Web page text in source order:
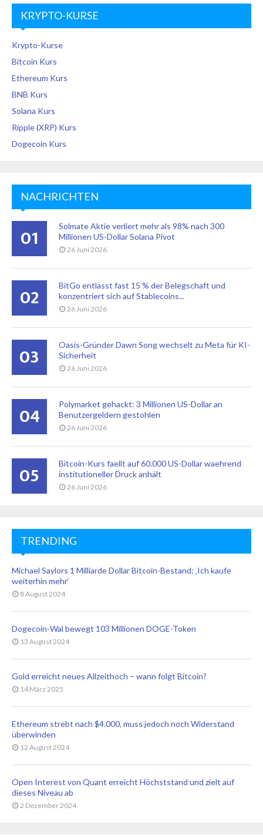
KRYPTO-KURSE
Krypto-Kurse
Bitcoin Kurs
Ethereum Kurs
BNB Kurs
Solana Kurs
Ripple (XRP) Kurs
Dogecoin Kurs
NACHRICHTEN
01
Solmate Aktie verliert mehr als 98% nach 300
Millionen US-Dollar Solana Pivot
26 Juni 2026
02
BitGo entlässt fast 15 % der Belegschaft und
konzentriert sich auf Stablecoins...
26 Juni 2026
03
Oasis-Gründer Dawn Song wechselt zu Meta für KI-
Sicherheit
26 Juni 2026
04
Polymarket gehackt: 3 Millionen US-Dollar an
Benutzergeldern gestohlen
26 Juni 2026
05
Bitcoin-Kurs faellt auf 60.000 US-Dollar waehrend
institutioneller Druck anhält
26 Juni 2026
TRENDING
Michael Saylors 1 Milliarde Dollar Bitcoin-Bestand: ‚Ich kaufe
weiterhin mehr‘
8 August 2024
Dogecoin-Wal bewegt 103 Millionen DOGE-Token
13 August 2024
Gold erreicht neues Allzeithoch – wann folgt Bitcoin?
14 März 2025
Ethereum strebt nach $4.000, muss jedoch noch Widerstand
überwinden
12 August 2024
Open Interest von Quant erreicht Höchststand und zielt auf
dieses Niveau ab
2 Dezember 2024